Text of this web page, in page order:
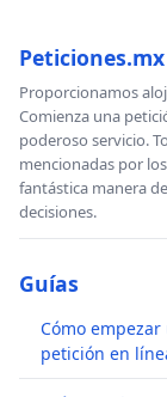
Peticiones.mx
Proporcionamos
Comienza una
poderoso servicio.
mencionadas por
fantástica manera
decisiones.
Guías
Cómo empezar
petición en